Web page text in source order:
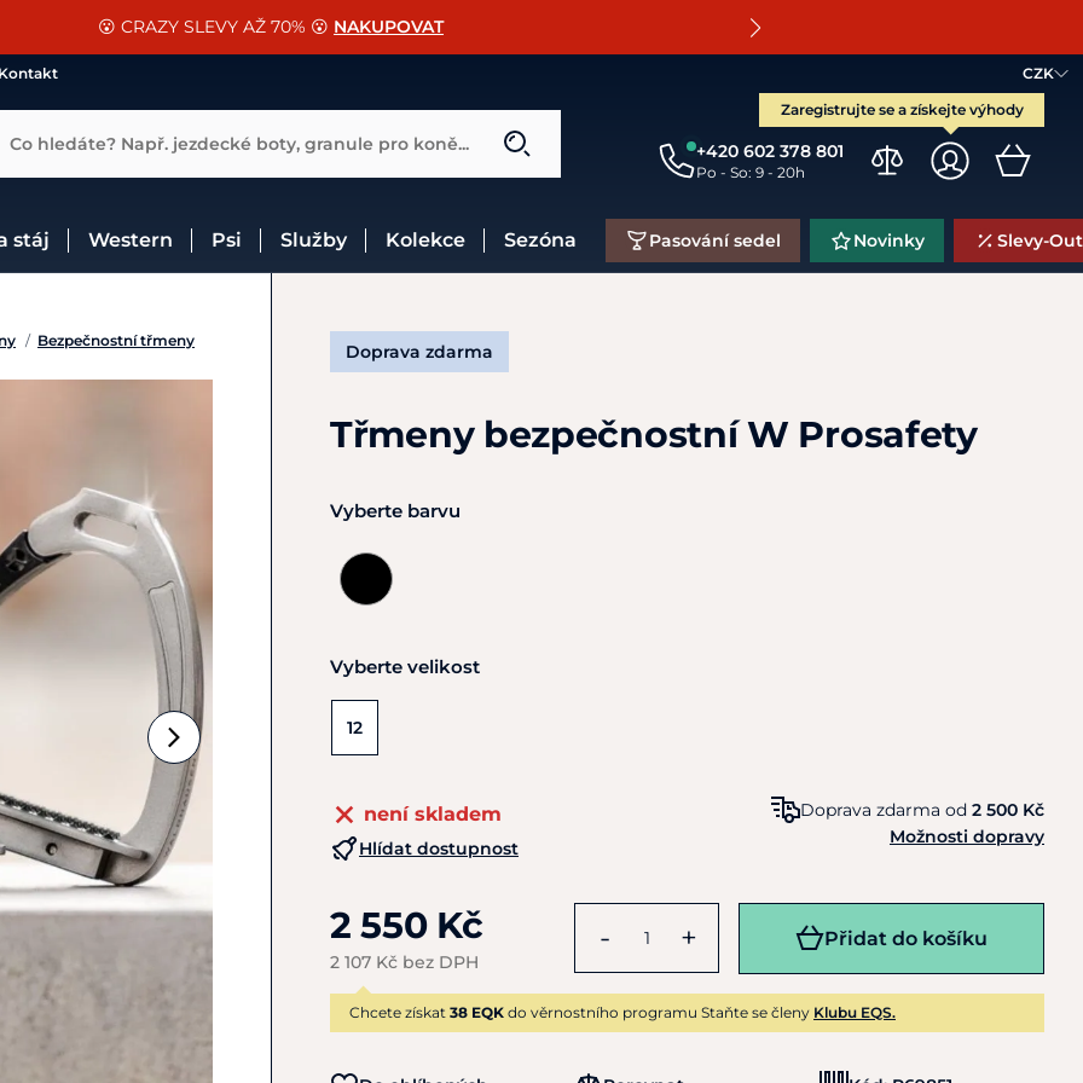
SLEVA 13% na vše od Cassini! CHCI SLEVU
😮 CRAZY SLEVY AŽ 70% 😮 NAKUPOVAT
a doplňky k vybraným sedlům ZDARMA 🐴
CZK
Zaregistrujte se a získejte výhody
+420 602 378 801
Po - So: 9 - 20h
Co hledáte? Např. jezdecké boty, granule pro koně...
stáj Western Psi Služby Kolekce Sezóna Pasování sedel Novinky Slevy-
/ Bezpečnostní třmeny
Doprava zdarma
Třmeny bezpečnostní W Prosafety
Vyberte barvu
Vyberte velikost
12
není skladem
Hlídat dostupnost
Doprava zdarma od 2 500 Kč
Možnosti dopravy
2 550 Kč
2 107 Kč bez DPH
- + Přidat do košíku
Chcete získat 38 EQK do věrnostního programu Staňte se členy Klubu EQS.